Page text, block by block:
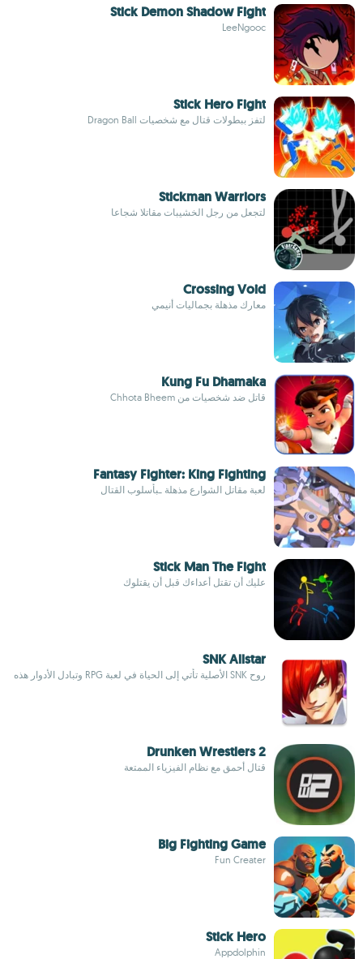
Stick Demon Shadow Fight
LeeNgooc
Stick Hero Fight
لتفز ببطولات قتال مع شخصيات Dragon Ball
Stickman Warriors
لتجعل من رجل الخشيبات مقاتلا شجاعا
Crossing Void
معارك مذهلة بجماليات أنيمي
Kung Fu Dhamaka
قاتل ضد شخصيات من Chhota Bheem
Fantasy Fighter: King Fighting
لعبة مقاتل الشوارع مذهلة ـبأسلوب القتال
Stick Man The Fight
عليك أن تقتل أعداءك قبل أن يقتلوك
SNK Allstar
روح SNK الأصلية تأتي إلى الحياة في لعبة RPG وتبادل الأدوار هذه
Drunken Wrestlers 2
قتال أحمق مع نظام الفيزياء الممتعة
Big Fighting Game
Fun Creater
Stick Hero
Appdolphin